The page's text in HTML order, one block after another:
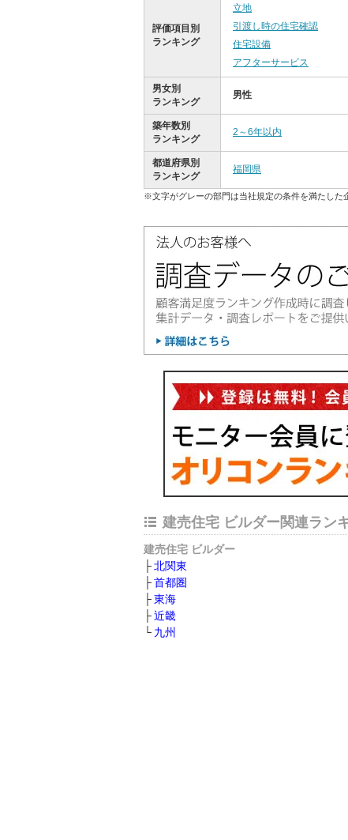
評価項目別
ランキング
立地
引渡し時の住宅確認
住宅設備
アフターサービス
男女別
ランキング
男性
築年数別
ランキング
2～6年以内
都道府県別
ランキング
福岡県
※文字がグレーの部門は当社規定の条件を満たした
建売住宅 ビルダー関連ラン
建売住宅 ビルダー
北関東
首都圏
東海
近畿
九州